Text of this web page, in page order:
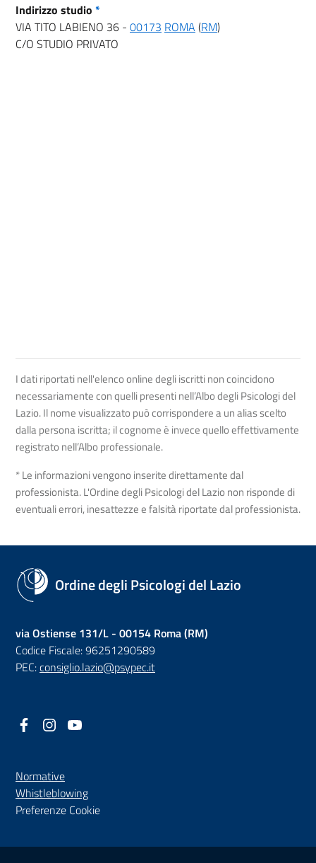
Indirizzo studio *
VIA TITO LABIENO 36 - 00173 ROMA (RM)
C/O STUDIO PRIVATO
I dati riportati nell'elenco online degli iscritti non coincidono
necessariamente con quelli presenti nell’Albo degli Psicologi del
Lazio. Il nome visualizzato può corrispondere a un alias scelto
dalla persona iscritta; il cognome è invece quello effettivamente
registrato nell’Albo professionale.
* Le informazioni vengono inserite direttamente dal
professionista. L'Ordine degli Psicologi del Lazio non risponde di
eventuali errori, inesattezze e falsità riportate dal professionista.
Ordine degli Psicologi del Lazio
via Ostiense 131/L - 00154 Roma (RM)
Codice Fiscale: 96251290589
PEC:consiglio.lazio@psypec.it
Facebook
(nuova scheda - new tab)
Instagram
(nuova scheda - new tab)
Normative
Whistleblowing(nuova scheda - new tab)
Preferenze Cookie
Sezione Link Utili